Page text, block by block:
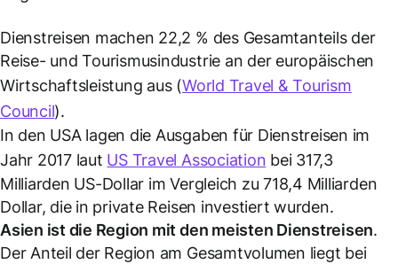
Dienstreisen machen 22,2 % des Gesamtanteils der
Reise- und Tourismusindustrie an der europäischen
Wirtschaftsleistung aus (World Travel & Tourism
Council).
In den USA lagen die Ausgaben für Dienstreisen im
Jahr 2017 laut US Travel Association bei 317,3
Milliarden US-Dollar im Vergleich zu 718,4 Milliarden
Dollar, die in private Reisen investiert wurden.
Asien ist die Region mit den meisten Dienstreisen.
Der Anteil der Region am Gesamtvolumen liegt bei